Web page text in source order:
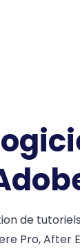
de
Pro,